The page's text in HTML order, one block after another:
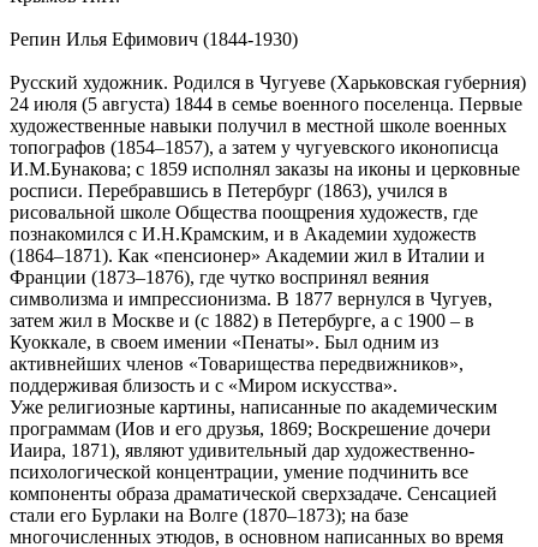
Репин Илья Ефимович (1844-1930)
Русский художник. Родился в Чугуеве (Харьковская губерния)
24 июля (5 августа) 1844 в семье военного поселенца. Первые
художественные навыки получил в местной школе военных
топографов (1854–1857), а затем у чугуевского иконописца
И.М.Бунакова; с 1859 исполнял заказы на иконы и церковные
росписи. Перебравшись в Петербург (1863), учился в
рисовальной школе Общества поощрения художеств, где
познакомился с И.Н.Крамским, и в Академии художеств
(1864–1871). Как «пенсионер» Академии жил в Италии и
Франции (1873–1876), где чутко воспринял веяния
символизма и импрессионизма. В 1877 вернулся в Чугуев,
затем жил в Москве и (с 1882) в Петербурге, а с 1900 – в
Куоккале, в своем имении «Пенаты». Был одним из
активнейших членов «Товарищества передвижников»,
поддерживая близость и с «Миром искусства».
Уже религиозные картины, написанные по академическим
программам (Иов и его друзья, 1869; Воскрешение дочери
Иаира, 1871), являют удивительный дар художественно-
психологической концентрации, умение подчинить все
компоненты образа драматической сверхзадаче. Сенсацией
стали его Бурлаки на Волге (1870–1873); на базе
многочисленных этюдов, в основном написанных во время